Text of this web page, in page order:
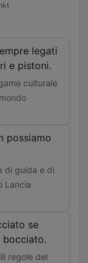
legati
e pistoni.
culturale
possiamo
di guida e di
Lancia
se
bocciato.
regole del